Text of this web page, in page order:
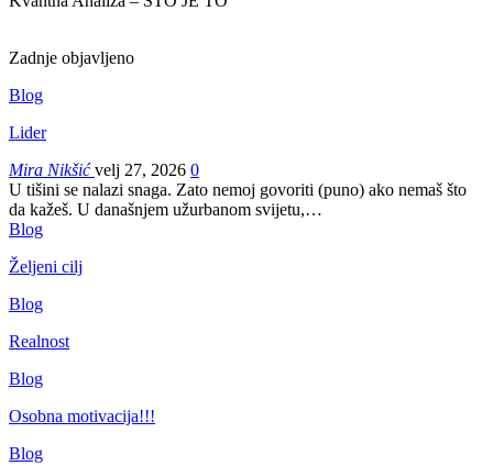
Zadnje objavljeno
Blog
Lider
Mira Nikšićvelj 27, 2026 0
U tišini se nalazi snaga. Zato nemoj govoriti (puno) ako nemaš što
da kažeš. U današnjem užurbanom svijetu,…
Blog
Željeni cilj
Blog
Realnost
Blog
Osobna motivacija!!!
Blog